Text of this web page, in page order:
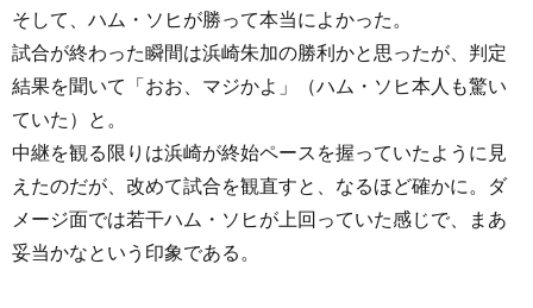
そして、ハム・ソヒが勝って本当によかった。
試合が終わった瞬間は浜崎朱加の勝利かと思ったが、判定
結果を聞いて「おお、マジかよ」（ハム・ソヒ本人も驚い
ていた）と。
中継を観る限りは浜崎が終始ペースを握っていたように見
えたのだが、改めて試合を観直すと、なるほど確かに。ダ
メージ面では若干ハム・ソヒが上回っていた感じで、まあ
妥当かなという印象である。